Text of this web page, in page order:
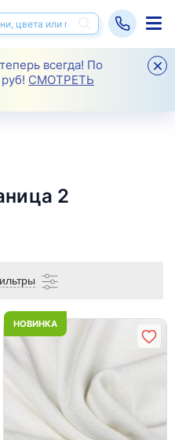
всегда! По
СМОТРЕТЬ
2
НОВИНКА